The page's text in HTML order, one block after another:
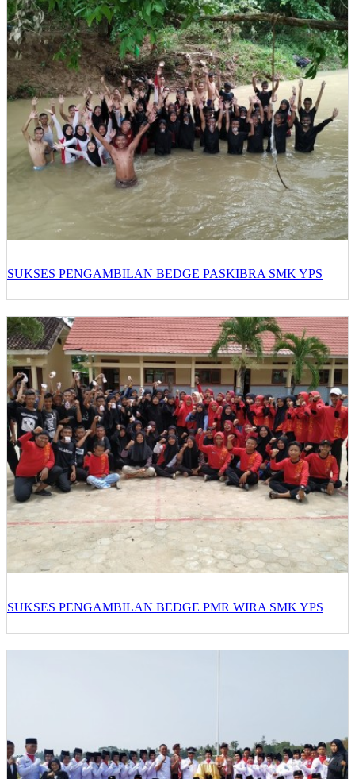
SUKSES PENGAMBILAN BEDGE PASKIBRA SMK YPS
SUKSES PENGAMBILAN BEDGE PMR WIRA SMK YPS